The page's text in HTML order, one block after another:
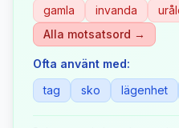
gamla
invanda
Alla motsatsord →
Ofta använt med:
tag
sko lägenhet